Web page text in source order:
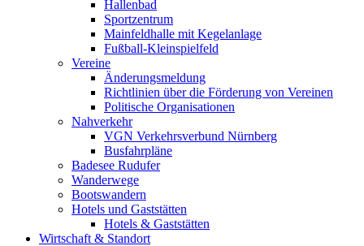
Hallenbad
Sportzentrum
Mainfeldhalle mit Kegelanlage
Fußball-Kleinspielfeld
Vereine
Änderungsmeldung
Richtlinien über die Förderung von Vereinen
Politische Organisationen
Nahverkehr
VGN Verkehrsverbund Nürnberg
Busfahrpläne
Badesee Rudufer
Wanderwege
Bootswandern
Hotels und Gaststätten
Hotels & Gaststätten
Wirtschaft & Standort